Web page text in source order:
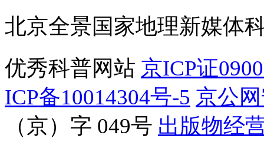
北京全景国家地理新媒体
优秀科普网站 京ICP证
ICP备10014304号-5 京公
（京）字 049号 出版物经